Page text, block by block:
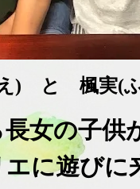
え) と 楓実(
女の子供
に遊びに